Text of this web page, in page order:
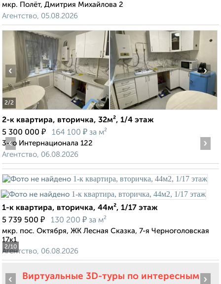
мкр. Полёт, Дмитрия Михайлова 2
Агентство, 05.08.2026
2/2
‹ ›
2-к квартира, вторичка, 32м², 1/4 этаж
5 300 000 ₽ 164 100 ₽ за м²
3-го Интернационала 122
Агентство, 06.08.2026
2/10
‹ ›
1-к квартира, вторичка, 44м², 1/17 этаж
5 739 500 ₽ 130 200 ₽ за м²
мкр. пос. Октября, ЖК Лесная Сказка, 7-я Черноголовская
17к1
Агентство, 06.08.2026
Виртуальные 3D-туры по интересным
‹ ›